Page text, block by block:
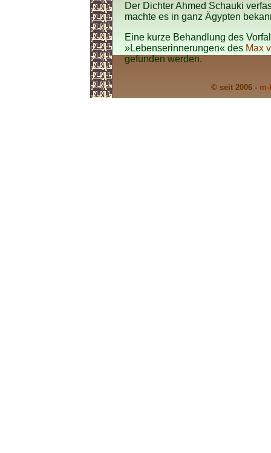
Der Dichter Ahmed Schauki
machte es in ganz Ägypten
Eine kurze Behandlung des
»Lebenserinnerungen« des Max
gefunden werden.
© seit 2006 -